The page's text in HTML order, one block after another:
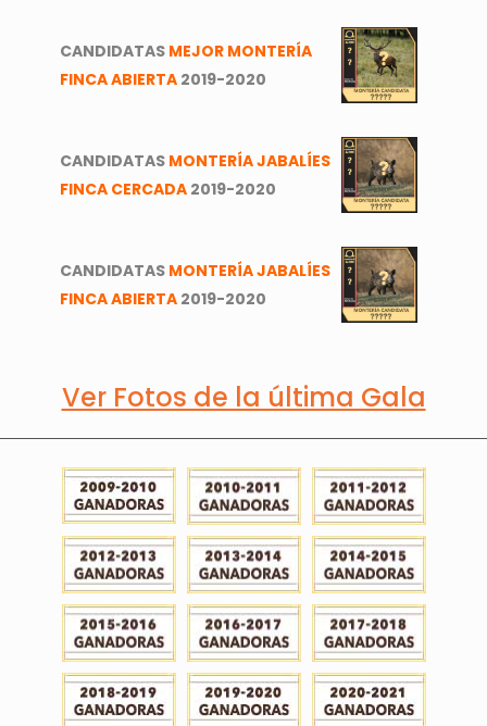
CANDIDATAS MEJOR MONTERÍA
FINCA ABIERTA 2019-2020
CANDIDATAS MONTERÍA JABALÍES
FINCA CERCADA 2019-2020
CANDIDATAS MONTERÍA JABALÍES
FINCA ABIERTA 2019-2020
Ver Fotos de la última Gala